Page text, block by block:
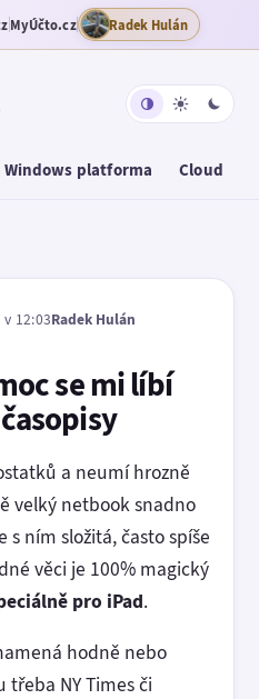
MyÚčto.cz Radek Hulán
Windows platforma Cloud
12:03Radek Hulán
se mi líbí
a neumí hrozně
velký netbook snadno
s ním složitá, často spíše
věci je 100% magický
pro iPad.
hodně nebo
třeba NY Times či